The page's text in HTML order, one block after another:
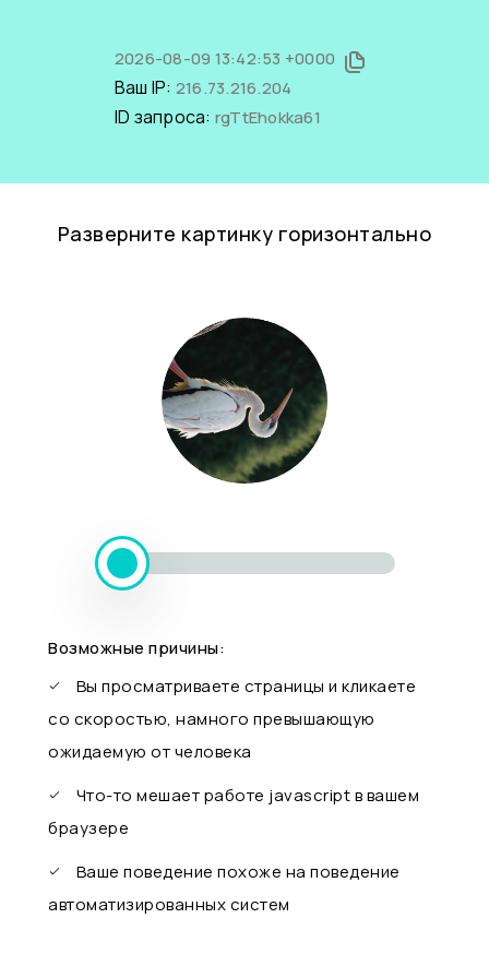
2026-08-09 13:42:53 +0000
Ваш IP: 216.73.216.204
ID запроса: rgTtEhokka61
Разверните картинку горизонтально
Возможные причины:
Вы просматриваете страницы и кликаете
со скоростью, намного превышающую
ожидаемую от человека
Что-то мешает работе javascript в вашем
браузере
Ваше поведение похоже на поведение
автоматизированных систем